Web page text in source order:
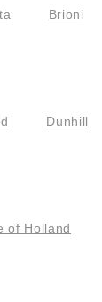
Brioni
Dunhill
of Holland